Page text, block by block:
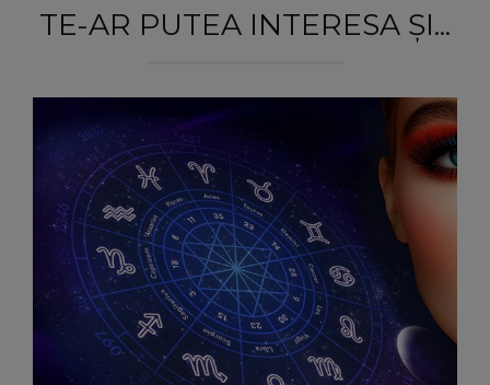
TE-AR PUTEA INTERESA ȘI...